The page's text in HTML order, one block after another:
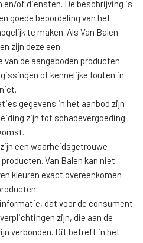
en/of diensten. De beschrijving is
goede beoordeling van het
te maken. Als Van Balen
zijn deze een
de aangeboden producten
of kennelijke fouten in
gegevens in het aanbod zijn
zijn tot schadevergoeding
een waarheidsgetrouwe
Van Balen kan niet
kleuren exact overeenkomen
dat voor de consument
zijn, die aan de
verbonden. Dit betreft in het